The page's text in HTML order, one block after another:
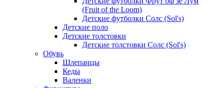
(Fruit of the Loom)
Детские футболки Солс (Sol's)
Детские поло
Детские толстовки
Детские толстовки Солс (Sol's)
Обувь
Шлепанцы
Кеды
Валенки